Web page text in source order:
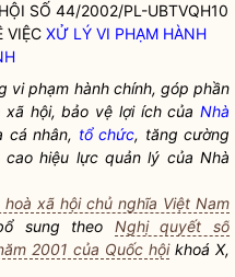
SỐ 44/2002/PL-UBTVQH10
VIỆC XỬ LÝ VI PHẠM HÀNH
vi phạm hành chính, góp phần
hội, bảo vệ lợi ích của Nhà
cá nhân, tổ chức, tăng cường
cao hiệu lực quản lý củaNhà
xã hội chủ nghĩa Việt Nam
sung theo Nghị quyết số
2001 của Quốc hộikhoá X,